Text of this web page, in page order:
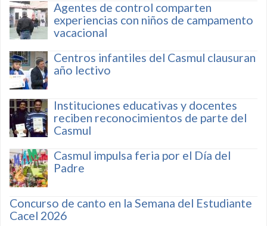
Agentes de control comparten
experiencias con niños de campamento
vacacional
Centros infantiles del Casmul clausuran
año lectivo
Instituciones educativas y docentes
reciben reconocimientos de parte del
Casmul
Casmul impulsa feria por el Día del
Padre
Concurso de canto en la Semana del Estudiante
Cacel 2026